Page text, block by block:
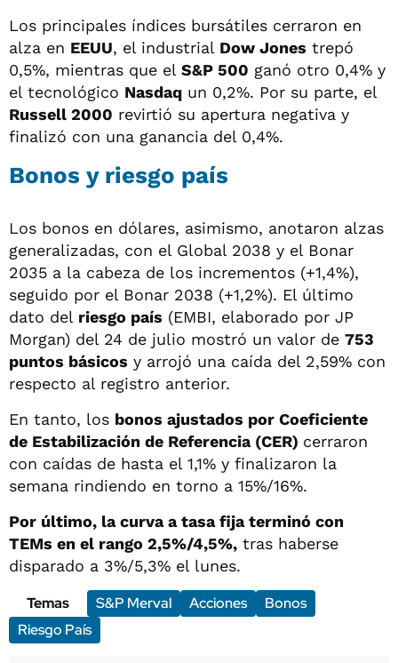
Los principales índices bursátiles cerraron en
alza en EEUU, el industrial Dow Jones trepó
0,5%, mientras que el S&P 500 ganó otro 0,4% y
el tecnológico Nasdaq un 0,2%. Por su parte, el
Russell 2000 revirtió su apertura negativa y
finalizó con una ganancia del 0,4%.
Bonos y riesgo país
Los bonos en dólares, asimismo, anotaron alzas
generalizadas, con el Global 2038 y el Bonar
2035 a la cabeza de los incrementos (+1,4%),
seguido por el Bonar 2038 (+1,2%). El último
dato del riesgo país (EMBI, elaborado por JP
Morgan) del 24 de julio mostró un valor de 753
puntos básicos y arrojó una caída del 2,59% con
respecto al registro anterior.
En tanto, los bonos ajustados por Coeficiente
de Estabilización de Referencia (CER) cerraron
con caídas de hasta el 1,1% y finalizaron la
semana rindiendo en torno a 15%/16%.
Por último, la curva a tasa fija terminó con
TEMs en el rango 2,5%/4,5%, tras haberse
disparado a 3%/5,3% el lunes.
Temas
S&P Merval Acciones
Bonos
Riesgo País